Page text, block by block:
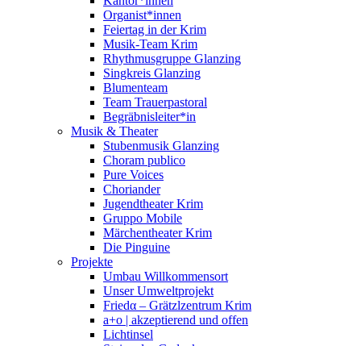
Organist*innen
Feiertag in der Krim
Musik-Team Krim
Rhythmusgruppe Glanzing
Singkreis Glanzing
Blumenteam
Team Trauerpastoral
Begräbnisleiter*in
Musik & Theater
Stubenmusik Glanzing
Choram publico
Pure Voices
Choriander
Jugendtheater Krim
Gruppo Mobile
Märchentheater Krim
Die Pinguine
Projekte
Umbau Willkommensort
Unser Umweltprojekt
Friedα – Grätzlzentrum Krim
a+o | akzeptierend und offen
Lichtinsel